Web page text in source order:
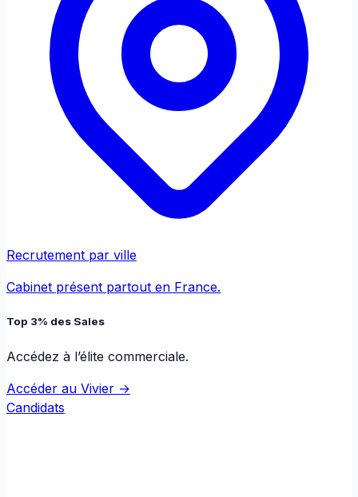
Recrutement par ville
Cabinet présent partout en France.
Top 3% des Sales
Accédez à l’élite commerciale.
Accéder au Vivier →
Candidats